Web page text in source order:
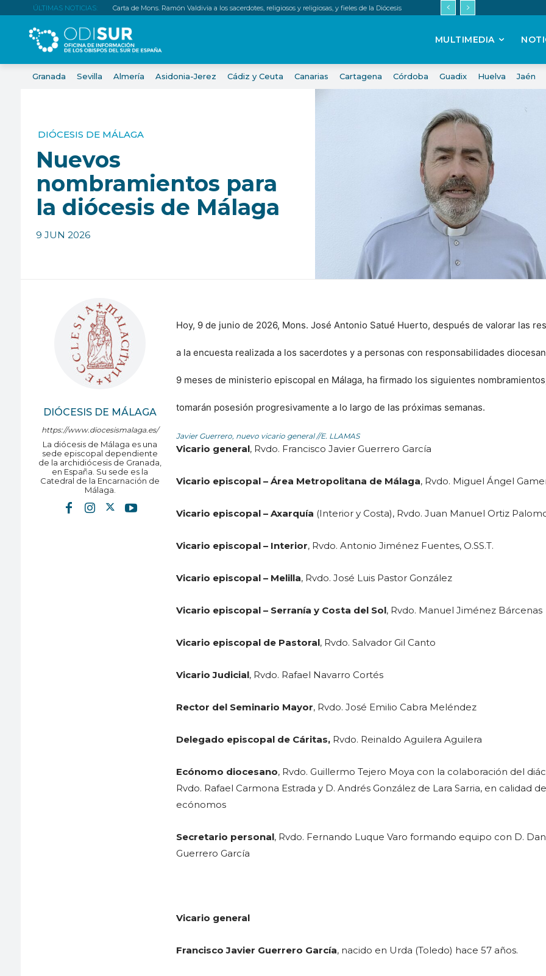
ÚLTIMAS NOTICIAS: Carta de Mons. Ramón Valdivia a los sacerdotes, religiosos y religiosas, y fieles de la Diócesis
MULTIMEDIA
Granada Sevilla Almería Asidonia-Jerez Cádiz y Ceuta Canarias Cartagena Córdoba Guadix Huelva Jaén
DIÓCESIS DE MÁLAGA
Nuevos
nombramientos para
la diócesis de Málaga
9 JUN 2026
DIÓCESIS DE MÁLAGA
https://www.diocesismalaga.es/
La diócesis de Málaga es una
sede episcopal dependiente
de la archidiócesis de Granada,
en España. Su sede es la
Catedral de la Encarnación de
Málaga.
Hoy, 9 de junio de 2026, Mons. José Antonio Satué Huerto, después de valorar las
a la encuesta realizada a los sacerdotes y a personas con responsabilidades
9 meses de ministerio episcopal en Málaga, ha firmado los siguientes
tomarán posesión progresivamente a lo largo de las próximas semanas.
Javier Guerrero, nuevo vicario general//E. LLAMAS
Vicario general, Rvdo. Francisco Javier Guerrero García
Vicario episcopal – Área Metropolitana de Málaga, Rvdo. Miguel Ángel
Vicario episcopal – Axarquía (Interior y Costa), Rvdo. Juan Manuel Ortiz
Vicario episcopal – Interior, Rvdo. Antonio Jiménez Fuentes, O.SS.T.
Vicario episcopal – Melilla, Rvdo. José Luis Pastor González
Vicario episcopal – Serranía y Costa del Sol, Rvdo. Manuel Jiménez Bárcenas
Vicario episcopal de Pastoral, Rvdo. Salvador Gil Canto
Vicario Judicial, Rvdo. Rafael Navarro Cortés
Rector del Seminario Mayor, Rvdo. José Emilio Cabra Meléndez
Delegado episcopal de Cáritas, Rvdo. Reinaldo Aguilera Aguilera
Ecónomo diocesano, Rvdo. Guillermo Tejero Moya con la colaboración del
Rvdo. Rafael Carmona Estrada y D. Andrés González de Lara Sarria, en calidad
ecónomos
Secretario personal, Rvdo. Fernando Luque Varo formando equipo con D.
Guerrero García
Vicario general
Francisco Javier Guerrero García, nacido en Urda (Toledo) hace 57 años.